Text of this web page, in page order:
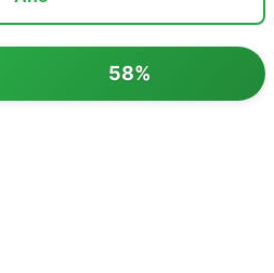
58%